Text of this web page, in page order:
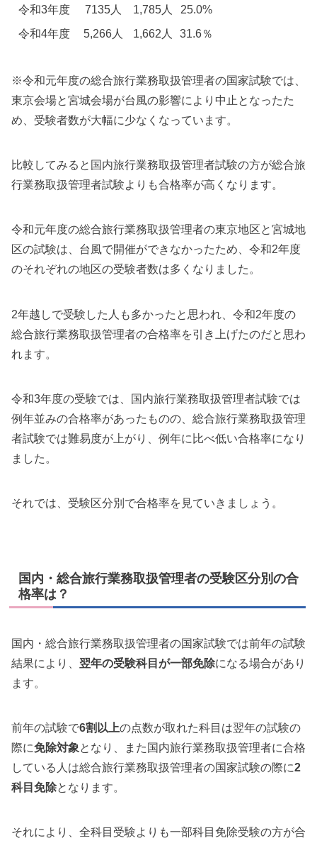
令和3年度
7135人 1,785人
25.0%
令和4年度
5,266人 1,662人 31.6％
※令和元年度の総合旅行業務取扱管理者の国家試験では、
東京会場と宮城会場が台風の影響により中止となったた
め、受験者数が大幅に少なくなっています。
比較してみると国内旅行業務取扱管理者試験の方が総合旅
行業務取扱管理者試験よりも合格率が高くなります。
令和元年度の総合旅行業務取扱管理者の東京地区と宮城地
区の試験は、台風で開催ができなかったため、令和2年度
のそれぞれの地区の受験者数は多くなりました。
2年越しで受験した人も多かったと思われ、令和2年度の
総合旅行業務取扱管理者の合格率を引き上げたのだと思わ
れます。
令和3年度の受験では、国内旅行業務取扱管理者試験では
例年並みの合格率があったものの、総合旅行業務取扱管理
者試験では難易度が上がり、例年に比べ低い合格率になり
ました。
それでは、受験区分別で合格率を見ていきましょう。
国内・総合旅行業務取扱管理者の受験区分別の合
格率は？
国内・総合旅行業務取扱管理者の国家試験では前年の試験
結果により、 翌年の受験科目が一部免除になる場合があり
ます。
前年の試験で6割以上の点数が取れた科目は翌年の試験の
際に免除対象となり、また国内旅行業務取扱管理者に合格
している人は総合旅行業務取扱管理者の国家試験の際に2
科目免除となります。
それにより、全科目受験よりも一部科目免除受験の方が合